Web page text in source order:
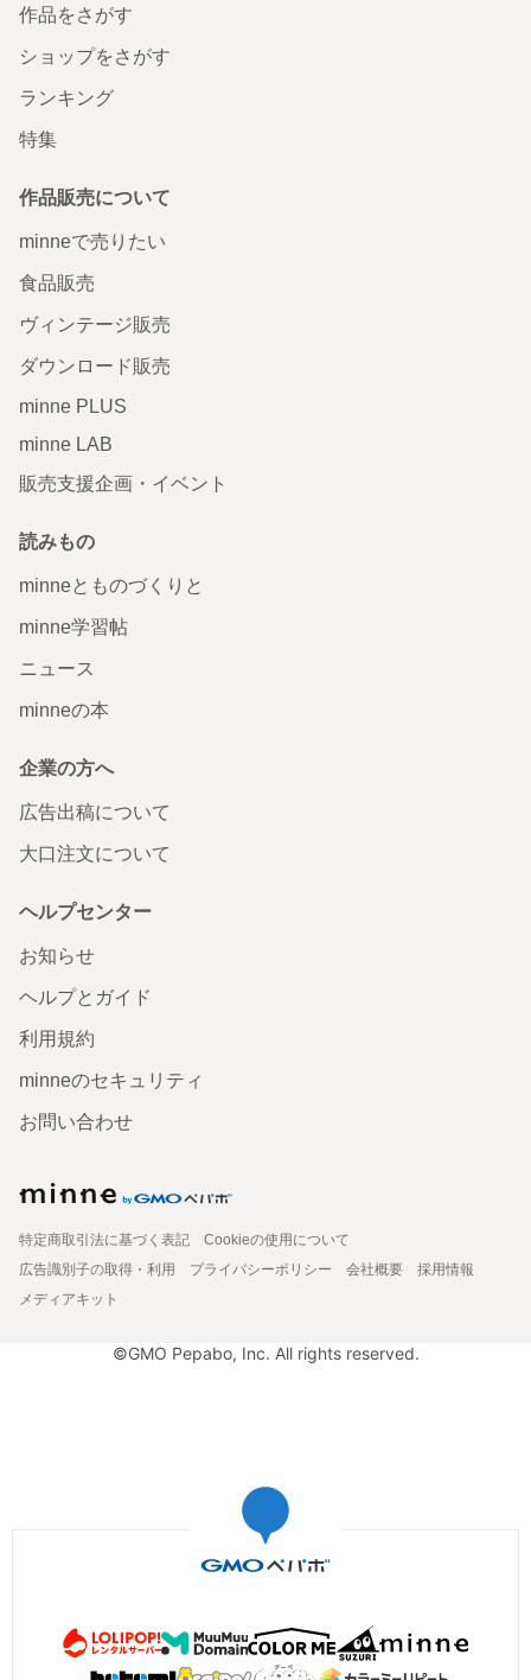
作品をさがす
ショップをさがす
ランキング
特集
作品販売について
minneで売りたい
食品販売
ヴィンテージ販売
ダウンロード販売
minne PLUS
minne LAB
販売支援企画・イベント
読みもの
minneとものづくりと
minne学習帖
ニュース
minneの本
企業の方へ
広告出稿について
大口注文について
ヘルプセンター
お知らせ
ヘルプとガイド
利用規約
minneのセキュリティ
お問い合わせ
特定商取引法に基づく表記
Cookieの使用について
広告識別子の取得・利用
プライバシーポリシー 会社概要
採用情報
メディアキット
©GMO Pepabo, Inc. All rights reserved.